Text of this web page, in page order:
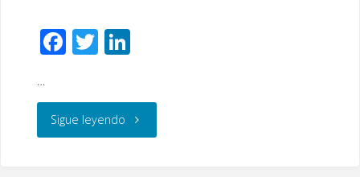
F
e
b
o
T
tt
er
Li
k
e
dI
…
Sigue leyendo"¿Qué